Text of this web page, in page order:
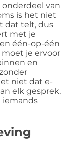
van
is het niet
dat telt, dus
met je
één-op-één
je ervoor
en
niet dat e-
elk gesprek,
iemands